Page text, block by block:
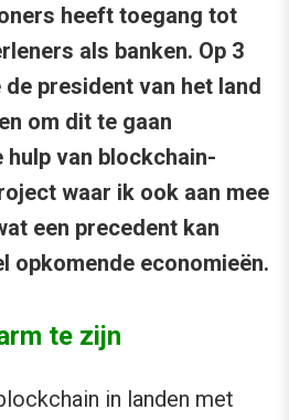
heeft toegang tot
als banken. Op 3
president van het land
om dit te gaan
van blockchain-
waar ik ook aan mee
een precedent kan
opkomende economieën.
te zijn
in landen met